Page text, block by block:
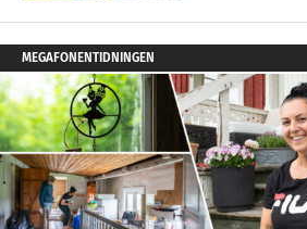
MEGAFONENTIDNINGEN